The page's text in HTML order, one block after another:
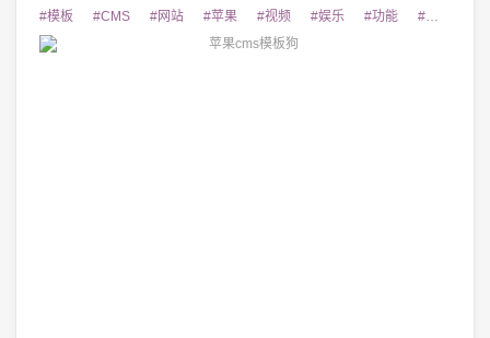
同需求。 2. 苹果 CMS 模板开发环境搭建...
#模板 #CMS #网站 #苹果 #视频 #娱乐 #功能 #适用